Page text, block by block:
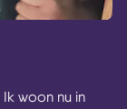
Ik woon nu in